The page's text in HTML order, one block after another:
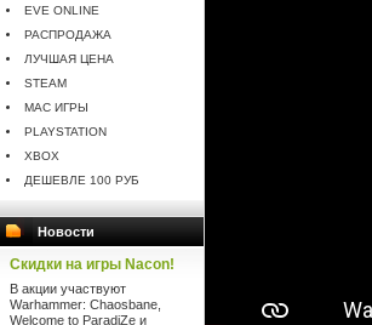
EVE ONLINE
РАСПРОДАЖА
ЛУЧШАЯ ЦЕНА
STEAM
MAC ИГРЫ
PLAYSTATION
XBOX
ДЕШЕВЛЕ 100 РУБ
Новости
Скидки на игры Nacon!
В акции участвуют
Warhammer: Chaosbane,
Welcome to ParadiZe и